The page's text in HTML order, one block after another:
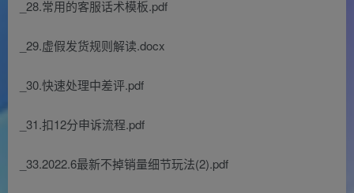
_28.常用的客服话术模板.pdf
_29.虚假发货规则解读.docx
_30.快速处理中差评.pdf
_31.扣12分申诉流程.pdf
_33.2022.6最新不掉销量细节玩法(2).pdf